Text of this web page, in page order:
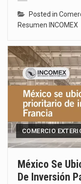
Posted in
Resumen INCOMEX
COMERCIO
México Se
De Inversión